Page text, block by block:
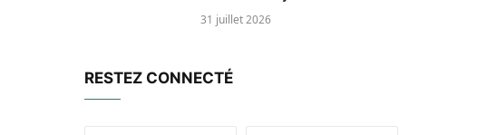
31 juillet 2026
RESTEZ CONNECTÉ